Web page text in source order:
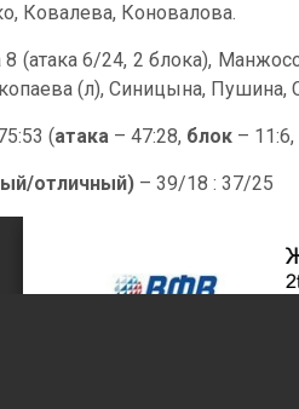
Ковалева, Коновалова.
(атака 6/24, 2 блока),
(л), Синицына, Пушина,
(атака – 47:28, блок – 11:6,
отличный) – 39/18 : 37/25